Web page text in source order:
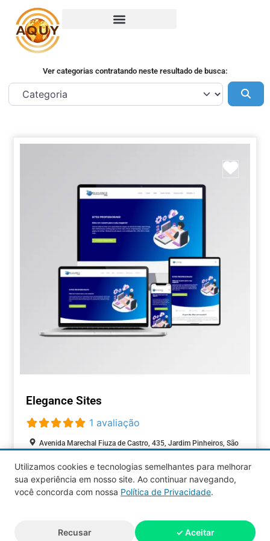
Ver categorias contratando neste resultado de busca:
Elegance Sites
1 avaliação
Avenida Marechal Fiuza de Castro, 435, Jardim Pinheiros, São
TECNOLOGIA Closed today:
reservados.
Utilizamos cookies e tecnologias semelhantes para melhorar
sua experiência em nosso site. Ao continuar navegando,
você concorda com nossa Política de Privacidade.
Recusar ✓ Aceitar